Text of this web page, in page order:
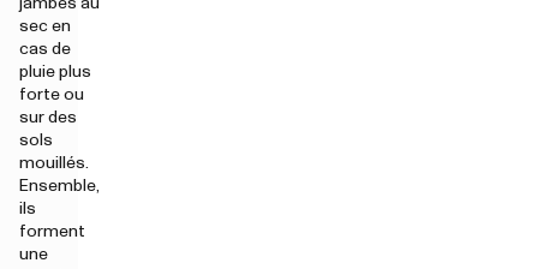
jambes au
sec en
cas de
pluie plus
forte ou
sur des
sols
mouillés.
Ensemble,
ils
forment
une